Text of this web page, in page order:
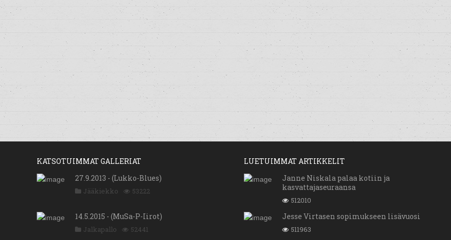
KATSOTUIMMAT GALLERIAT
27.9.2013 - (Lukko-Blues)
Jääkiekko 53222
14.5.2015 - (MuSa-P-Iirot)
Jalkapallo 52441
LUETUIMMAT ARTIKKELIT
Janne Niskala palaa kotiin ja
kasvattajaseuraansa
512010
Jesse Virtasen sopimukseen lisävuosi
511963